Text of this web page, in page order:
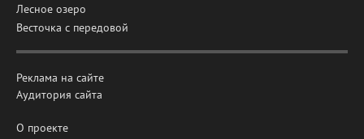
Лесное озеро
Весточка с передовой
Реклама на сайте
Аудитория сайта
О проекте